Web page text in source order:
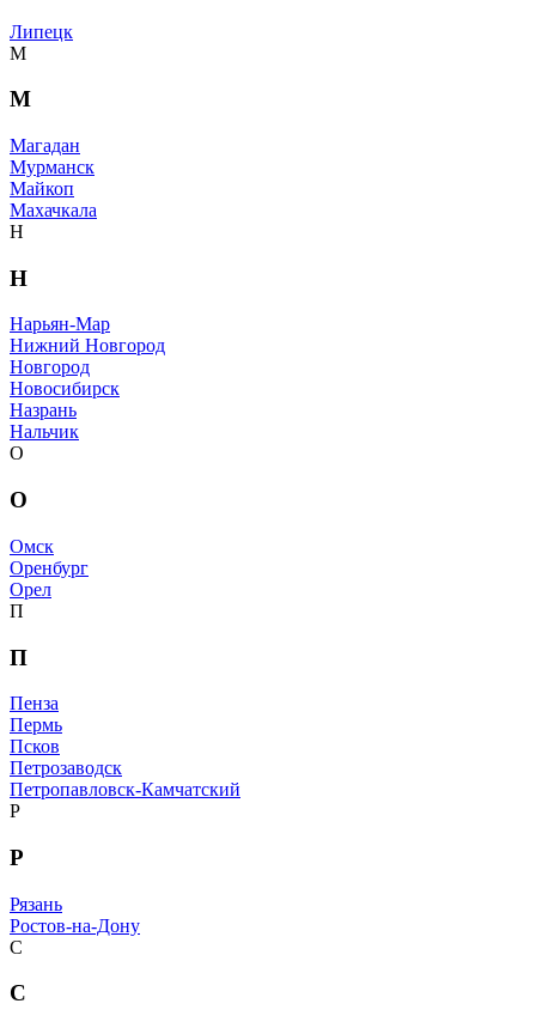
Липецк
М
М
Магадан
Мурманск
Майкоп
Махачкала
Н
Н
Нарьян-Мар
Нижний Новгород
Новгород
Новосибирск
Назрань
Нальчик
О
О
Омск
Оренбург
Орел
П
П
Пенза
Пермь
Псков
Петрозаводск
Петропавловск-Камчатский
Р
Р
Рязань
Ростов-на-Дону
С
С